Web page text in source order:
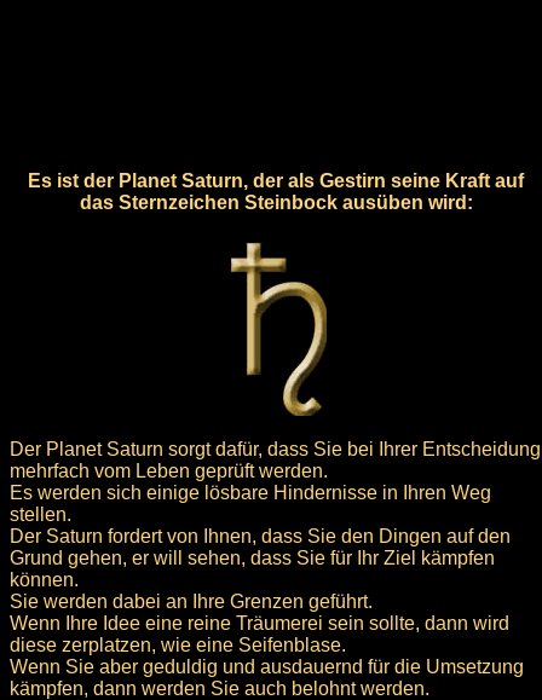
Es ist der Planet Saturn, der als Gestirn seine Kraft auf
das Sternzeichen Steinbock ausüben wird:
Der Planet Saturn sorgt dafür, dass Sie bei Ihrer Entscheidung
mehrfach vom Leben geprüft werden.
Es werden sich einige lösbare Hindernisse in Ihren Weg
stellen.
Der Saturn fordert von Ihnen, dass Sie den Dingen auf den
Grund gehen, er will sehen, dass Sie für Ihr Ziel kämpfen
können.
Sie werden dabei an Ihre Grenzen geführt.
Wenn Ihre Idee eine reine Träumerei sein sollte, dann wird
diese zerplatzen, wie eine Seifenblase.
Wenn Sie aber geduldig und ausdauernd für die Umsetzung
kämpfen, dann werden Sie auch belohnt werden.